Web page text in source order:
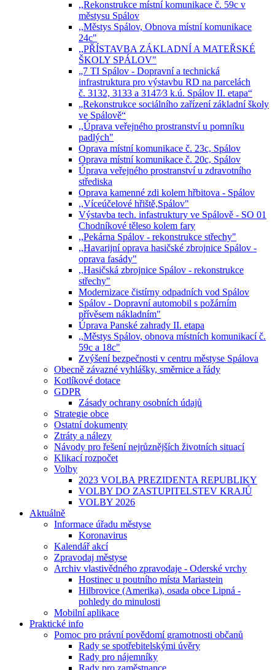
,,Rekonstrukce místní komunikace č. 59c v
městysu Spálov
,,Městys Spálov, Obnova místní komunikace
24c"
,,PŘÍSTAVBA ZÁKLADNÍ A MATEŘSKÉ
ŠKOLY SPÁLOV"
„7 TI Spálov - Dopravní a technická
infrastruktura pro výstavbu RD na parcelách
č. 3132, 3133 a 3147⁄3 k.ú. Spálov II. etapa“
„Rekonstrukce sociálního zařízení základní školy
ve Spálově“
,,Úprava veřejného prostranství u pomníku
padlých"
Oprava místní komunikace č. 23c, Spálov
Oprava místní komunikace č. 20c, Spálov
Úprava veřejného prostranství u zdravotního
střediska
Oprava kamenné zdi kolem hřbitova - Spálov
,,Víceúčelové hřiště,Spálov"
Výstavba tech. infastruktury ve Spálově - SO 01
Chodníkové těleso kolem fary
,,Pekárna Spálov - rekonstrukce střechy"
,,Havarijní oprava hasičské zbrojnice Spálov -
oprava fasády"
,,Hasičská zbrojnice Spálov - rekonstrukce
střechy"
Modernizace čistírny odpadních vod Spálov
Spálov - Dopravní automobil s požárním
přívěsem nákladním"
Úprava Panské zahrady II. etapa
,,Městys Spálov, obnova místních komunikací č.
59c a 18c"
Zvýšení bezpečnosti v centru městyse Spálova
Obecně závazné vyhlášky, směrnice a řády
Kotlíkové dotace
GDPR
Zásady ochrany osobních údajů
Strategie obce
Ostatní dokumenty
Ztráty a nálezy
Návody pro řešení nejrůznějších životních situací
Klikací rozpočet
Volby
2023 VOLBA PREZIDENTA REPUBLIKY
VOLBY DO ZASTUPITELSTEV KRAJŮ
VOLBY 2026
Aktuálně
Informace úřadu městyse
Koronavirus
Kalendář akcí
Zpravodaj městyse
Archiv vlastivědného zpravodaje - Oderské vrchy
Hostinec u poutního místa Mariastein
Hilbrovice (Amerika), osada obce Lipná -
pohledy do minulosti
Mobilní aplikace
Praktické info
Pomoc pro právní povědomí gramotnosti občanů
Rady se spotřebitelskými úvěry
Rady pro nájemníky
Rady pro zaměstnance